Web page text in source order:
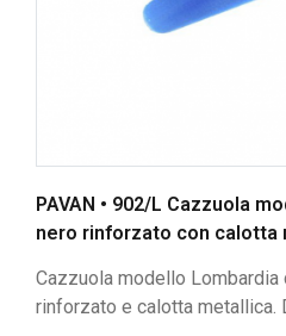
PAVAN • 902/L Cazzuola
nero rinforzato con calotta
Cazzuola modello Lombardia
rinforzato e calotta metallica.